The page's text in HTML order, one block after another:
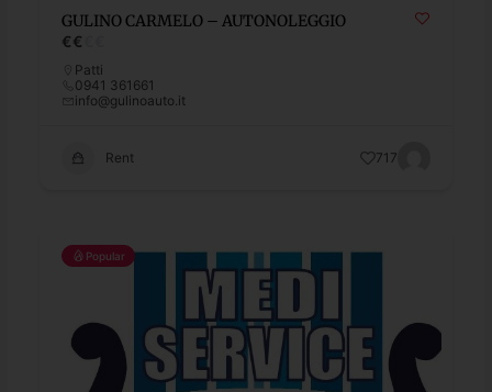
GULINO CARMELO – AUTONOLEGGIO
€€
Patti
0941 361661
info@gulinoauto.it
Rent 717
Popular